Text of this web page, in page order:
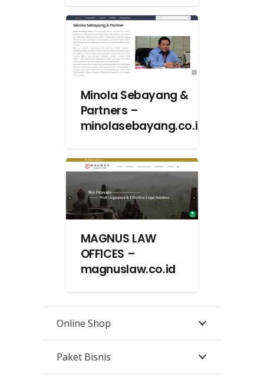
Minola Sebayang &
Partners –
minolasebayang.co.id
MAGNUS LAW
OFFICES –
magnuslaw.co.id
Online Shop
Paket Bisnis